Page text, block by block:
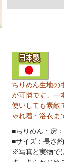
ちりめん生地の
が可憐です。一
使いしても素敵
ゃれ着・浴衣ま
■ちりめん・房
■サイズ：長さ
※写真と実物で